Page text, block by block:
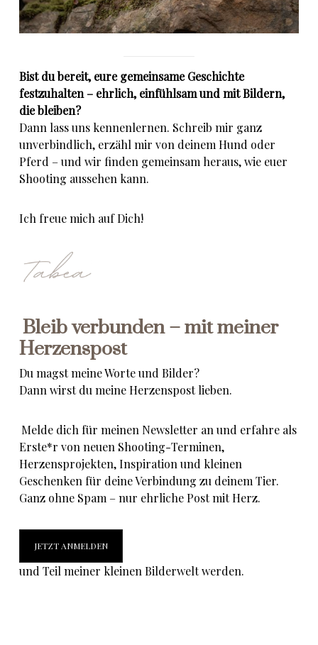
Bist du bereit, eure gemeinsame Geschichte
festzuhalten – ehrlich, einfühlsam und mit Bildern,
die bleiben?
Dann lass uns kennenlernen. Schreib mir ganz
unverbindlich, erzähl mir von deinem Hund oder
Pferd – und wir finden gemeinsam heraus, wie euer
Shooting aussehen kann.
Ich freue mich auf Dich!
Bleib verbunden – mit meiner
Herzenspost
Du magst meine Worte und Bilder?
Dann wirst du meine Herzenspost lieben.
Melde dich für meinen Newsletter an und erfahre als
Erste*r von neuen Shooting-Terminen,
Herzensprojekten, Inspiration und kleinen
Geschenken für deine Verbindung zu deinem Tier.
Ganz ohne Spam – nur ehrliche Post mit Herz.
JETZT ANMELDEN
und Teil meiner kleinen Bilderwelt werden.